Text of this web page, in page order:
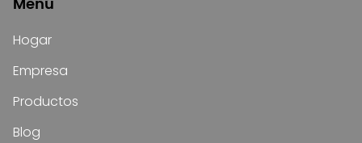
Menú
Hogar
Empresa
Productos
Blog